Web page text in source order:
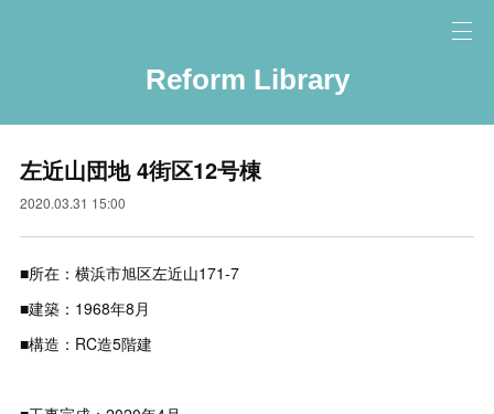
Reform Library
左近山団地 4街区12号棟
2020.03.31 15:00
■所在：横浜市旭区左近山171-7
■建築：1968年8月
■構造：RC造5階建